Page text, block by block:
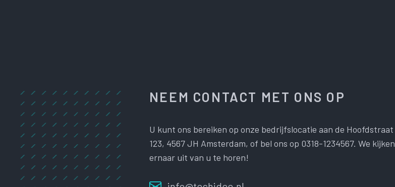
NEEM CONTACT MET ONS OP
U kunt ons bereiken op onze bedrijfslocatie aan de Hoofdstraat
123, 4567 JH Amsterdam, of bel ons op 0318-1234567. We kijken
ernaar uit van u te horen!